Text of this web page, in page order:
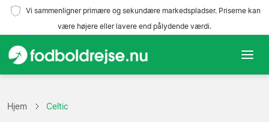
Vi sammenligner primære og sekundære markedspladser. Priserne kan
være højere eller lavere end pålydende værdi.
Hold
Hjem Celtic